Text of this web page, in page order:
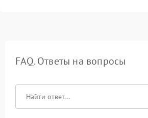
FAQ. Ответы на вопросы